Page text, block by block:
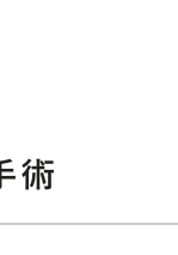
術